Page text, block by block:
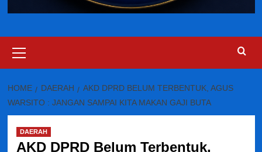
Menu
HOME DAERAH
AKD DPRD BELUM TERBENTUK, AGUS
WARSITO : JANGAN SAMPAI KITA MAKAN GAJI BUTA
DAERAH
AKD DPRD Belum Terbentuk,